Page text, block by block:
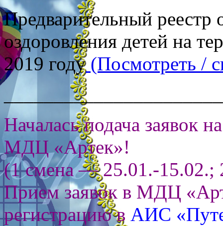
Предварительный реестр
оздоровления детей на
2019 году(Посмотреть /
Началась подача заявок
МДЦ «Артек»!
(1 смена — 25.01.-15.02.;
Прием заявок в МДЦ
регистрацию в АИС